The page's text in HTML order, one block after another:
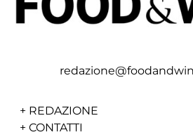
+ REDAZIONE
+ CONTATTI